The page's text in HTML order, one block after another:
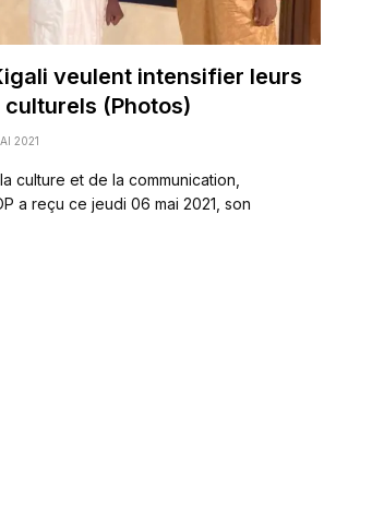
veulent intensifier leurs
(Photos)
2021
culture et de la communication,
a reçu ce jeudi 06 mai 2021, son